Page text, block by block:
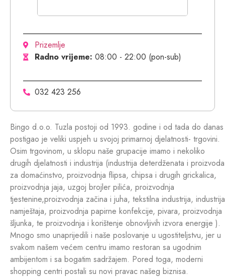
Prizemlje
Radno vrijeme: 08:00 - 22:00 (pon-sub)
032 423 256
Bingo d.o.o. Tuzla postoji od 1993. godine i od tada do danas
postigao je veliki uspjeh u svojoj primarnoj djelatnosti- trgovini.
Osim trgovinom, u sklopu naše grupacije imamo i nekoliko
drugih djelatnosti i industrija (industrija deterdženata i proizvoda
za domaćinstvo, proizvodnja flipsa, chipsa i drugih grickalica,
proizvodnja jaja, uzgoj brojler pilića, proizvodnja
tjestenine,proizvodnja začina i juha, tekstilna industrija, industrija
namještaja, proizvodnja papirne konfekcije, pivara, proizvodnja
šljunka, te proizvodnja i korištenje obnovljivih izvora energije ).
Mnogo smo unaprijedili i naše poslovanje u ugostiteljstvu, jer u
svakom našem većem centru imamo restoran sa ugodnim
ambijentom i sa bogatim sadržajem. Pored toga, moderni
shopping centri postali su novi pravac našeg biznisa.